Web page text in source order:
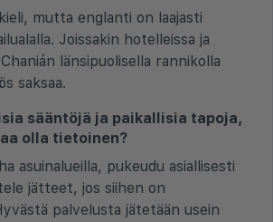
mutta englanti on laajasti
Joissakin hotelleissa ja
länsipuolisella rannikolla
saksaa.
sääntöjä ja paikallisia tapoja,
olla tietoinen?
asuinalueilla, pukeudu asiallisesti
jätteet, jos siihen on
palvelusta jätetään usein